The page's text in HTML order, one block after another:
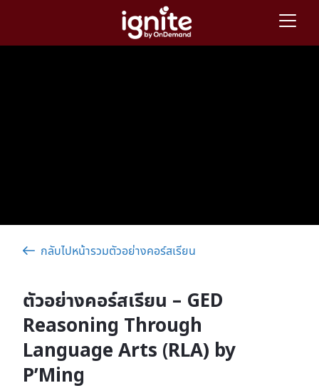
กลับไปหน้ารวมตัวอย่างคอร์สเรียน
ตัวอย่างคอร์สเรียน – GED
Reasoning Through
Language Arts (RLA) by
P’Ming